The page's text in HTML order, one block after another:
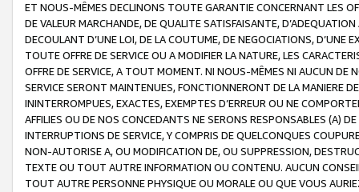
ET NOUS-MÊMES DECLINONS TOUTE GARANTIE CONCERNANT LES
DE VALEUR MARCHANDE, DE QUALITE SATISFAISANTE,
DECOULANT D’UNE LOI, DE LA COUTUME, DE NEGOCIATIONS, D’UNE
TOUTE OFFRE DE SERVICE OU A MODIFIER LA NATURE, LES
OFFRE DE SERVICE, A TOUT MOMENT. NI NOUS-MÊMES NI AUCUN DE
SERVICE SERONT MAINTENUES, FONCTIONNERONT DE LA MANIERE
ININTERROMPUES, EXACTES, EXEMPTES D’ERREUR OU NE
AFFILIES OU DE NOS CONCEDANTS NE SERONS RESPONSABLES (A)
INTERRUPTIONS DE SERVICE, Y COMPRIS DE QUELCONQUES
NON-AUTORISE A, OU MODIFICATION DE, OU SUPPRESSION,
TEXTE OU TOUT AUTRE INFORMATION OU CONTENU. AUCUN
TOUT AUTRE PERSONNE PHYSIQUE OU MORALE OU QUE VOUS